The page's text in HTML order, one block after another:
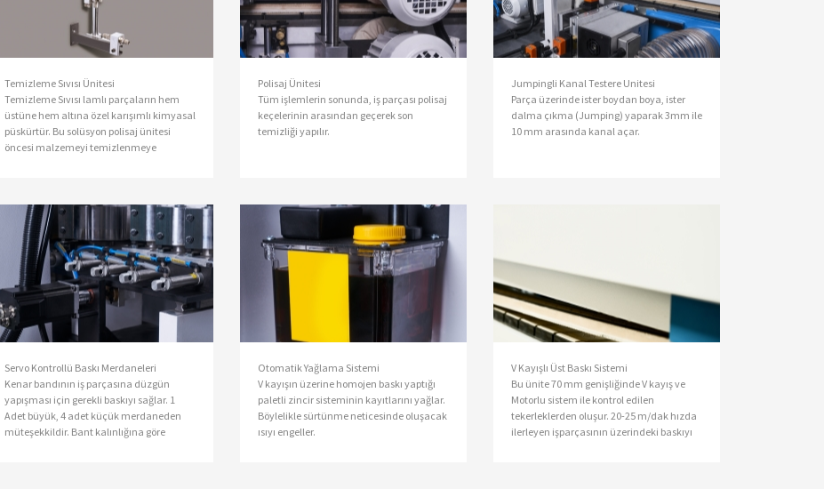
Temizleme Sıvısı Ünitesi
Temizleme Sıvısı lamlı parçaların hem
üstüne hem altına özel karışımlı kimyasal
püskürtür. Bu solüsyon polisaj ünitesi
öncesi malzemeyi temizlenmeye
Polisaj Ünitesi
Tüm işlemlerin sonunda, iş parçası polisaj
keçelerinin arasından geçerek son
temizliği yapılır.
Jumpingli Kanal Testere Unitesi
Parça üzerinde ister boydan boya, ister
dalma çıkma (Jumping) yaparak 3mm ile
10 mm arasında kanal açar.
Servo Kontrollü Baskı Merdaneleri
Kenar bandının iş parçasına düzgün
yapışması için gerekli baskıyı sağlar. 1
Adet büyük, 4 adet küçük merdaneden
müteşekkildir. Bant kalınlığına göre
Otomatik Yağlama Sistemi
V kayışın üzerine homojen baskı yaptığı
paletli zincir sisteminin kayıtlarını yağlar.
Böylelikle sürtünme neticesinde oluşacak
ısıyı engeller.
V Kayışlı Üst Baskı Sistemi
Bu ünite 70 mm genişliğinde V kayış ve
Motorlu sistem ile kontrol edilen
tekerleklerden oluşur. 20-25 m/dak hızda
ilerleyen işparçasının üzerindeki baskıyı